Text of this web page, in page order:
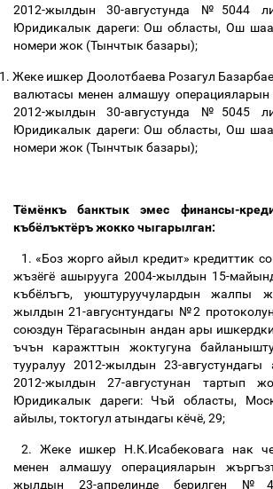
2012-жылдын 30-августунда №5044
Юридикалык дареги: Ош областы, Ош
номери жок (Тынчтык базары);
Жеке ишкер Доолотбаева Розагул
валютасы менен алмашуу операцияларын
2012-жылдын 30-августунда №5045
Юридикалык дареги: Ош областы, Ош
номери жок (Тынчтык базары);
Тёмёнкъ банктык эмес финансы-
къбёлъктёръ жокко чыгарылган:
1. «Боз жорго айыл кредит» кредиттик
жъзёгё ашырууга 2004-жылдын 15-
къбёлъгъ, уюштуруучулардын жалпы
жылдын 21-авгуснтундагы №2
союздун Тёрагасынын андан ары
ъчън каражттын жоктугуна
тууралуу 2012-жылдын 23-
2012-жылдын 27-августунан тартып
Юридикалык дареги: Чъй областы,
айылы, токтогул атындагы кёчё, 29;
2.
Жеке ишкер Н.К.Исабековага нак
менен алмашуу операцияларын
жылдын 23-апрелинде берилген